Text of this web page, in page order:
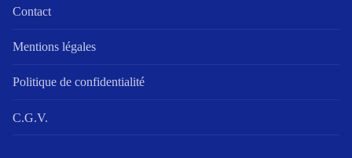
Contact
Mentions légales
Politique de confidentialité
C.G.V.